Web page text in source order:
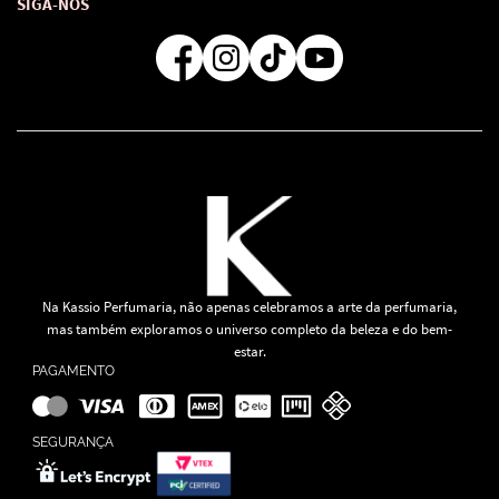
Regra de Frete Grátis
Na Kassio Perfumaria, não apenas celebramos a arte da perfumaria,
mas também exploramos o universo completo da beleza e do bem-
estar.
PAGAMENTO
SEGURANÇA